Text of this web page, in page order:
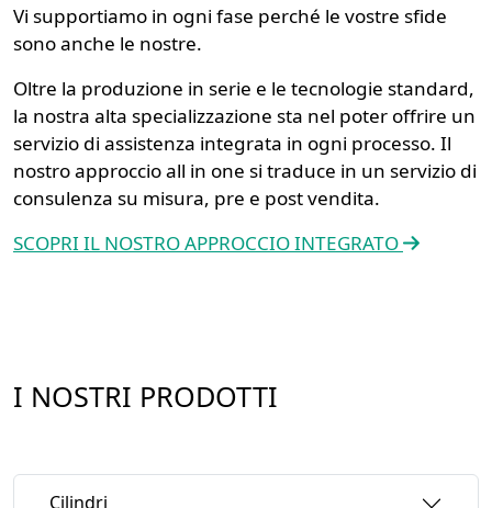
Vi supportiamo in ogni fase perché le vostre sfide
sono anche le nostre.
Oltre la produzione in serie e le tecnologie standard,
la nostra alta specializzazione sta nel poter offrire un
servizio di assistenza integrata in ogni processo. Il
nostro approccio all in one si traduce in un servizio di
consulenza su misura, pre e post vendita.
SCOPRI IL NOSTRO APPROCCIO INTEGRATO
I NOSTRI PRODOTTI
Cilindri